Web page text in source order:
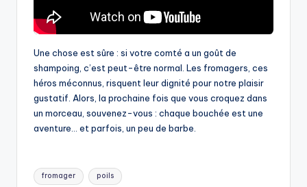
Une chose est sûre : si votre comté a un goût de
shampoing, c’est peut-être normal. Les fromagers, ces
héros méconnus, risquent leur dignité pour notre plaisir
gustatif. Alors, la prochaine fois que vous croquez dans
un morceau, souvenez-vous : chaque bouchée est une
aventure… et parfois, un peu de barbe.
Tags:
fromager poils